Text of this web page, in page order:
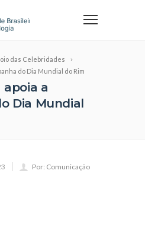
das Celebridades
do Dia Mundial do Rim
apoia a
Dia Mundial
Por: Comunicação